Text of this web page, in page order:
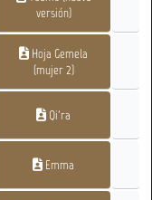
versión)
Hoja Gemela
(mujer 2)
Qi'ra
Emma